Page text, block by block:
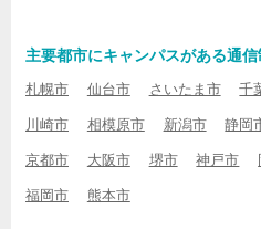
主要都市にキャンパスがある通
札幌市 仙台市 さいたま市 千
川崎市 相模原市 新潟市 静岡
京都市 大阪市 堺市 神戸市
福岡市 熊本市